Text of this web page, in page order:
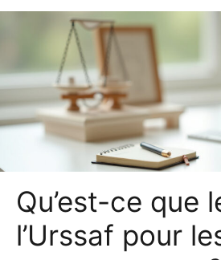
Qu’est-ce que
l’Urssaf pour